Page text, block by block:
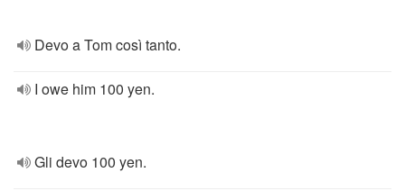
Devo a Tom così tanto.
I owe him 100 yen.
Gli devo 100 yen.